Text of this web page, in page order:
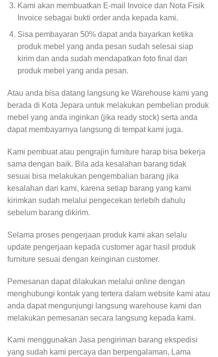
Kami akan membuatkan E-mail Invoice dan Nota Fisik
Invoice sebagai bukti order anda kepada kami.
Sisa pembayaran 50% dapat anda bayarkan ketika
produk mebel yang anda pesan sudah selesai siap
kirim dan anda sudah mendapatkan foto final dari
produk mebel yang anda pesan.
Atau anda bisa datang langsung ke Warehouse kami yang
berada di Kota Jepara untuk melakukan pembelian produk
mebel yang anda inginkan (jika ready stock) serta anda
dapat membayarnya langsung di tempat kami juga.
Kami pembuat atau pengrajin furniture harap bisa bekerja
sama dengan baik. Bila ada kesalahan barang tidak
sesuai bisa melakukan pengembalian barang jika
kesalahan dari kami, karena setiap barang yang kami
kirimkan sudah melalui pengecekan terlebih dahulu
sebelum barang dikirim.
Selama proses pengerjaan produk kami akan selalu
update pengerjaan kepada customer agar hasil produk
furniture sesuai dengan keinginan customer.
Pemesanan dapat dilakukan melalui online dengan
menghubungi kontak yang tertera dalam website kami atau
anda dapat mengunjungi langsung warehouse kami dan
melakukan pemesanan secara langsung kepada kami.
Kami menggunakan Jasa pengiriman barang ekspedisi
yang sudah kami percaya dan berpengalaman, Lama